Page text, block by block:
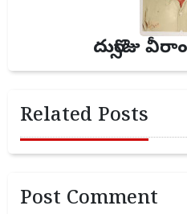
దుర్సొజు
Related Posts
Post Comment